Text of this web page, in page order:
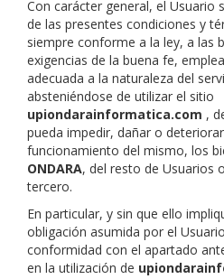
Con carácter general, el Usuario
de las presentes condiciones y
siempre conforme a la ley, a las
exigencias de la buena fe,
adecuada a la naturaleza del
absteniéndose de utilizar el sitio
upiondarainformatica.com ,
pueda impedir, dañar o
funcionamiento del mismo, los
ONDARA, del resto de Usuarios
tercero.
En particular, y sin que ello
obligación asumida por el
conformidad con el apartado
en la utilización de